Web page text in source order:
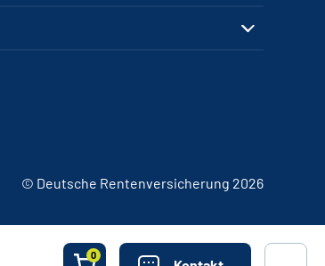
0
© Deutsche Rentenversicherung 2026